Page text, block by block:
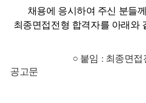
채용에 응시하여 주신 분들
최종면접전형 합격자를 아래와
○ 붙임 : 최종면접전
공고문